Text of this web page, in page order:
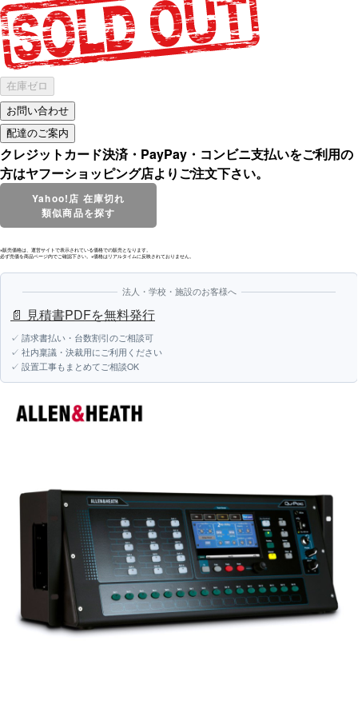
在庫ゼロ
クレジットカード決済・PayPay・コンビニ支払いをご利用の
方はヤフーショッピング店よりご注文下さい。
Yahoo!店 在庫切れ
類似商品を探す
※販売価格は、運営サイトで表示されている価格での販売となります。
必ず売価を商品ページ内でご確認下さい。※価格はリアルタイムに反映されておりません。
法人・学校・施設のお客様へ
📄 見積書PDFを無料発行
✓ 請求書払い・台数割引のご相談可
✓ 社内稟議・決裁用にご利用ください
✓ 設置工事もまとめてご相談OK